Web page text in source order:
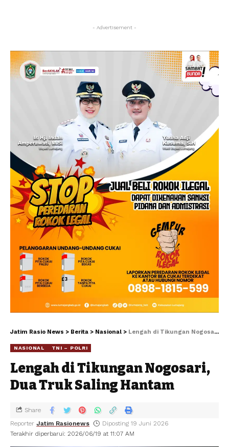
- Advertisement -
Jatim Rasio News > Berita > Nasional > Lengah di Tikungan Nogosari, Dua Truk Saling Hantam
NASIONAL TNI – POLRI
Lengah di Tikungan Nogosari,
Dua Truk Saling Hantam
Terakhir diperbarui: 2026/06/19 at 11:07 AM
Reporter Jatim Rasionews Diposting 19 Juni 2026
Share